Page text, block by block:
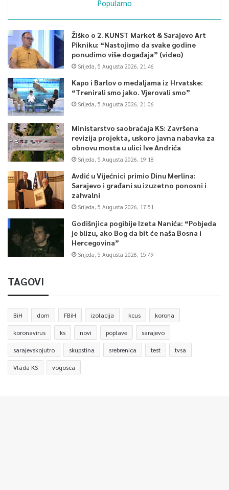
Popularno
Žiško o 2. KUNST Market & Sarajevo Art
Pikniku: “Nastojimo da svake godine
ponudimo više događaja” (video)
Srijeda, 5 Augusta 2026, 21:46
Kapo i Barlov o medaljama iz Hrvatske:
“Trenirali smo jako. Vjerovali smo”
Srijeda, 5 Augusta 2026, 21:06
Ministarstvo saobraćaja KS: Završena
revizija projekta, uskoro javna nabavka za
obnovu mosta u ulici Ive Andrića
Srijeda, 5 Augusta 2026, 19:18
Avdić u Vijećnici primio Dinu Merlina:
Sarajevo i građani su izuzetno ponosni i
zahvalni
Srijeda, 5 Augusta 2026, 17:51
Godišnjica pogibije Izeta Nanića: “Pobjeda
je blizu, ako Bog da bit će naša Bosna i
Hercegovina”
Srijeda, 5 Augusta 2026, 15:49
TAGOVI
BiH dom FBiH izolacija kcus korona
koronavirus ks novi poplave sarajevo
sarajevskojutro skupstina srebrenica test tvsa
Vlada KS vogosca